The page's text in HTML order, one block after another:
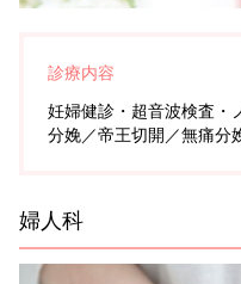
診療内容
妊婦健診・超音波検査・
分娩／帝王切開／無痛分
婦人科